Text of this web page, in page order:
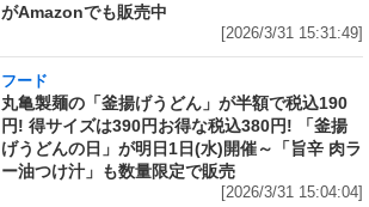
がAmazonでも販売中
[2026/3/31 15:31:49]
フード
丸亀製麺の「釜揚げうどん」が半額で税込190
円! 得サイズは390円お得な税込380円! 「釜揚
げうどんの日」が明日1日(水)開催～「旨辛 肉ラ
ー油つけ汁」も数量限定で販売
[2026/3/31 15:04:04]